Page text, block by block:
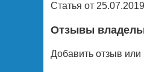
Статья от
Отзывы
Добавить отзыв